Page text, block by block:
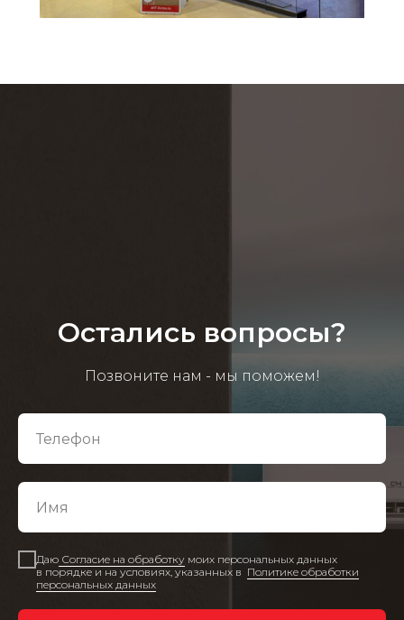
Остались вопросы?
Позвоните нам - мы поможем!
Даю Согласие на обработку моих персональных данных
в порядке и на условиях, указанных в Политике обработки
персональных данных